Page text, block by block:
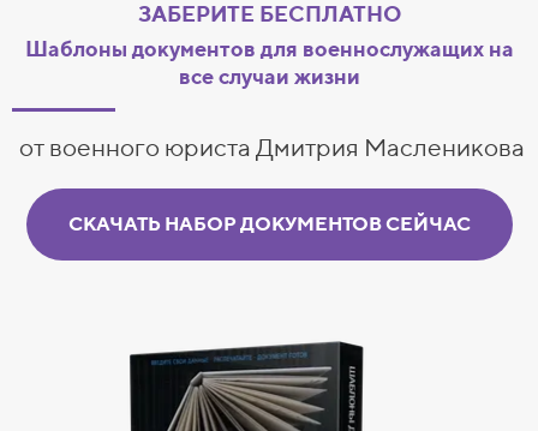
ЗАБЕРИТЕ БЕСПЛАТНО
Шаблоны документов для военнослужащих на
все случаи жизни
от военного юриста Дмитрия Масленикова
СКАЧАТЬ НАБОР ДОКУМЕНТОВ СЕЙЧАС